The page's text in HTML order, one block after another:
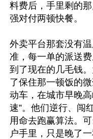
料费后，手里剩的
强对付两顿快餐。
外卖平台那套没有
准，每一单的派送
到了现在的几毛钱
了保住那一顿饭的
动车，在城市早晚
速”。他们逆行、闯
用命去跑赢算法。
户手里，只是晚了